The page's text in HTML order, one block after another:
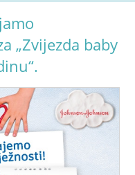
„Zvijezda baby